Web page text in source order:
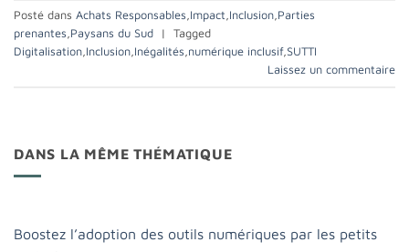
Posté dans Achats Responsables,Impact,Inclusion,Parties
prenantes,Paysans du Sud |
Tagged
Digitalisation,Inclusion,Inégalités,numérique inclusif,SUTTI
Laissez un commentaire
DANS LA MÊME THÉMATIQUE
Boostez l’adoption des outils numériques par les petits